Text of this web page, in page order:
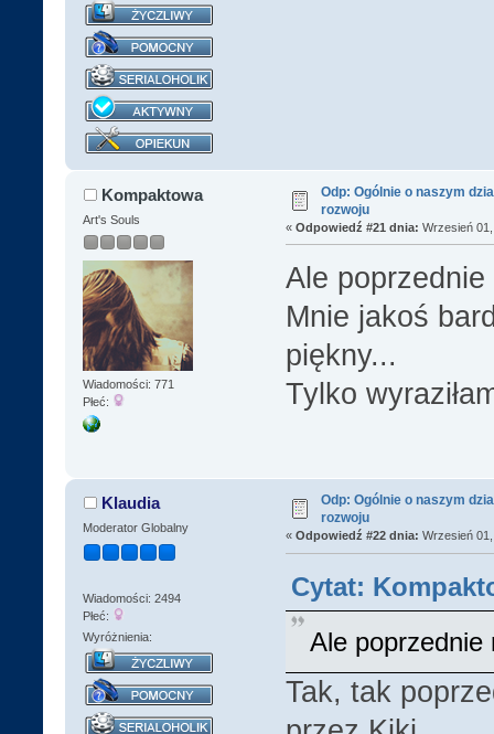
Kompaktowa
Art's Souls
Wiadomości: 771
Płeć:
Odp: Ogólnie o naszym
rozwoju
« Odpowiedź #21 dnia: Wrzesień
Ale
Mnie jakoś
piękny...
Tylko
Klaudia
Moderator Globalny
Wiadomości: 2494
Płeć:
Wyróżnienia:
Odp: Ogólnie o naszym
rozwoju
« Odpowiedź #22 dnia: Wrzesień
Cytat:
Ale poprzednie
Tak, tak